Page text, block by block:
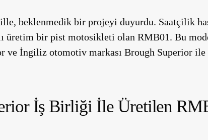
beklenmedik bir projeyi duyurdu. Saatçilik
üretim bir pist motosikleti olan RMB01. Bu
ve İngiliz otomotiv markası Brough Superior
İş Birliği İle Üretilen